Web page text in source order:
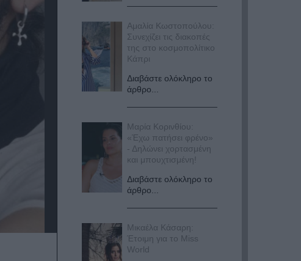
Αμαλία Κωστοπούλου:
Συνεχίζει τις διακοπές
της στο κοσμοπολίτικο
Κάπρι
Διαβάστε ολόκληρο το
άρθρο...
Μαρία Κορινθίου:
«Έχω πατήσει φρένο»
- Δηλώνει χορτασμένη
και μπουχτισμένη!
Διαβάστε ολόκληρο το
άρθρο...
Μικαέλα Κάσαρη:
Έτοιμη για το Miss
World